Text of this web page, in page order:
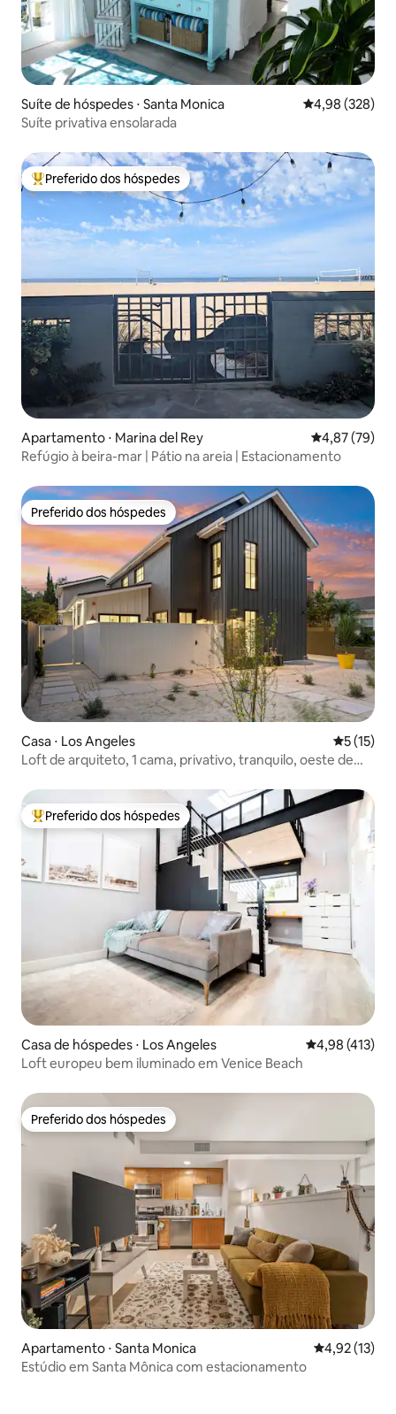
Suíte de hóspedes ⋅ Santa Monica 4,98 de uma
4,98 (328)
Suíte privativa ensolarada
Entre os melhores preferidos dos hóspedes
Preferido dos hóspedes
Apartamento ⋅ Marina del Rey 4,87 de uma
4,87 (79)
Refúgio à beira-mar | Pátio na areia | Estacionamento
Preferido dos hóspedes
Preferido dos hóspedes
Casa ⋅ Los Angeles 5 de uma
5 (15)
Loft de arquiteto, 1 cama, privativo, tranquilo, oeste de
Entre os melhores preferidos dos hóspedes
Preferido dos hóspedes
Casa de hóspedes ⋅ Los Angeles 4,98 de uma
4,98 (413)
Loft europeu bem iluminado em Venice Beach
Preferido dos hóspedes
Preferido dos hóspedes
Apartamento ⋅ Santa Monica 4,92 de uma
4,92 (13)
Estúdio em Santa Mônica com estacionamento